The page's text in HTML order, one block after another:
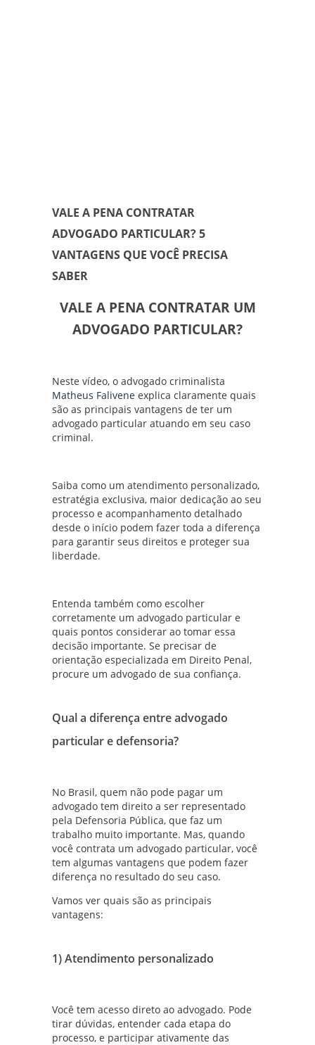
VALE A PENA CONTRATAR
ADVOGADO PARTICULAR? 5
VANTAGENS QUE VOCÊ PRECISA
SABER
VALE A PENA CONTRATAR UM
ADVOGADO PARTICULAR?
Neste vídeo, o advogado criminalista
Matheus Falivene explica claramente quais
são as principais vantagens de ter um
advogado particular atuando em seu caso
criminal.
Saiba como um atendimento personalizado,
estratégia exclusiva, maior dedicação ao seu
processo e acompanhamento detalhado
desde o início podem fazer toda a diferença
para garantir seus direitos e proteger sua
liberdade.
Entenda também como escolher
corretamente um advogado particular e
quais pontos considerar ao tomar essa
decisão importante. Se precisar de
orientação especializada em Direito Penal,
procure um advogado de sua confiança.
Qual a diferença entre advogado
particular e defensoria?
No Brasil, quem não pode pagar um
advogado tem direito a ser representado
pela Defensoria Pública, que faz um
trabalho muito importante. Mas, quando
você contrata um advogado particular, você
tem algumas vantagens que podem fazer
diferença no resultado do seu caso.
Vamos ver quais são as principais
vantagens:
1) Atendimento personalizado
Você tem acesso direto ao advogado. Pode
tirar dúvidas, entender cada etapa do
processo, e participar ativamente das